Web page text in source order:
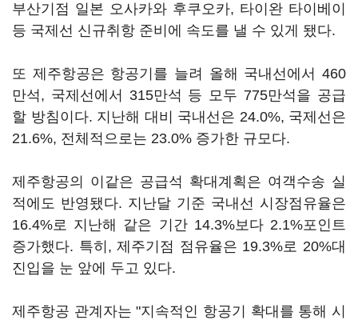
부산기점 일본 오사카와 후쿠오카, 타이완 타이베이
등 국제선 신규취항 준비에 속도를 낼 수 있게 됐다.
또 제주항공은 항공기를 늘려 올해 국내선에서 460
만석, 국제선에서 315만석 등 모두 775만석을 공급
할 방침이다. 지난해 대비 국내선은 24.0%, 국제선은
21.6%, 전체적으로는 23.0% 증가한 규모다.
제주항공의 이같은 공급석 확대계획은 여객수송 실
적에도 반영됐다. 지난달 기준 국내선 시장점유율은
16.4%로 지난해 같은 기간 14.3%보다 2.1%포인트
증가했다. 특히, 제주기점 점유율은 19.3%로 20%대
진입을 눈 앞에 두고 있다.
제주항공 관계자는 "지속적인 항공기 확대를 통해 시